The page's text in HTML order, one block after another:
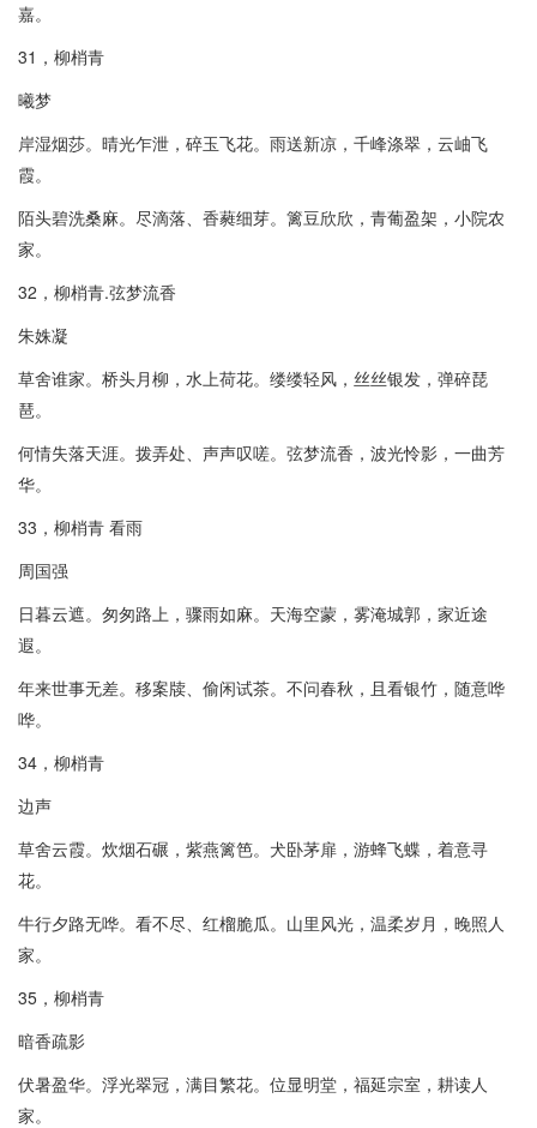
嘉。
31，柳梢青
曦梦
岸湿烟莎。晴光乍泄，碎玉飞花。雨送新凉，千峰涤翠，云岫飞
霞。
陌头碧洗桑麻。尽滴落、香蕤细芽。篱豆欣欣，青葡盈架，小院农
家。
32，柳梢青.弦梦流香
朱姝凝
草舍谁家。桥头月柳，水上荷花。缕缕轻风，丝丝银发，弹碎琵
琶。
何情失落天涯。拨弄处、声声叹嗟。弦梦流香，波光怜影，一曲芳
华。
33，柳梢青 看雨
周国强
日暮云遮。匆匆路上，骤雨如麻。天海空蒙，雾淹城郭，家近途
遐。
年来世事无差。移案牍、偷闲试茶。不问春秋，且看银竹，随意哗
哗。
34，柳梢青
边声
草舍云霞。炊烟石碾，紫燕篱笆。犬卧茅扉，游蜂飞蝶，着意寻
花。
牛行夕路无哗。看不尽、红榴脆瓜。山里风光，温柔岁月，晚照人
家。
35，柳梢青
暗香疏影
伏暑盈华。浮光翠冠，满目繁花。位显明堂，福延宗室，耕读人
家。